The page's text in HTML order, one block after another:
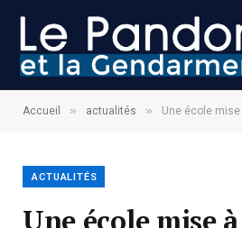
Accueil » actualités » Une école mise à
ACTUALITÉS
Une école mise